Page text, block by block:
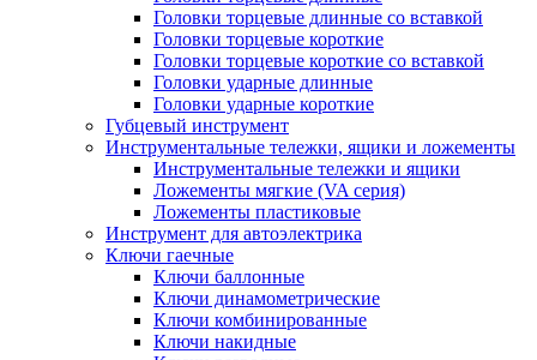
Головки торцевые длинные со вставкой
Головки торцевые короткие
Головки торцевые короткие со вставкой
Головки ударные длинные
Головки ударные короткие
Губцевый инструмент
Инструментальные тележки, ящики и ложементы
Инструментальные тележки и ящики
Ложементы мягкие (VA серия)
Ложементы пластиковые
Инструмент для автоэлектрика
Ключи гаечные
Ключи баллонные
Ключи динамометрические
Ключи комбинированные
Ключи накидные